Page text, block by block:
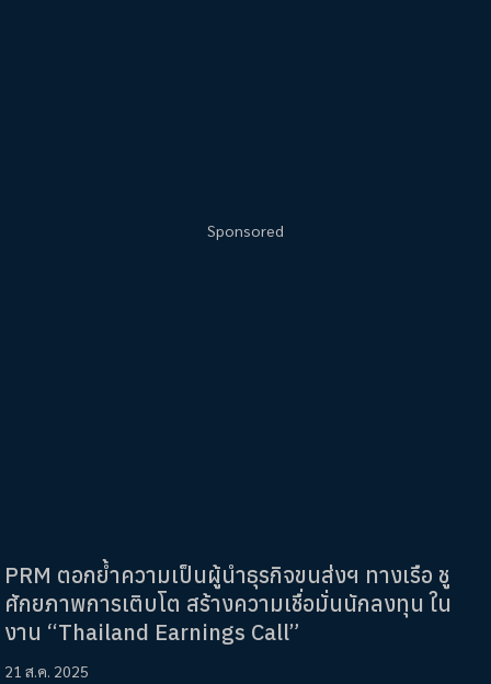
Sponsored
PRM ตอกย้ำความเป็นผู้นำธุรกิจขนส่งฯ ทางเรือ ชู
ศักยภาพการเติบโต สร้างความเชื่อมั่นนักลงทุน ใน
งาน “Thailand Earnings Call”
21 ส.ค. 2025